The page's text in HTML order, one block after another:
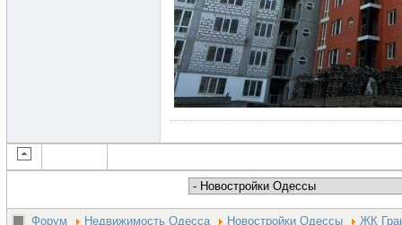
Форум Недвижимость Одесса Новостройки Одессы ЖК